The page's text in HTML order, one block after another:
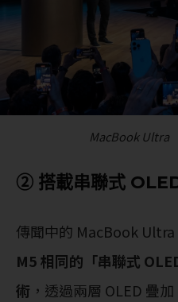
MacBook Ultra
② 搭載串聯式
傳聞中的 MacBook Ultra
M5 相同的「串聯式
術 ，透過兩層 OLED 疊